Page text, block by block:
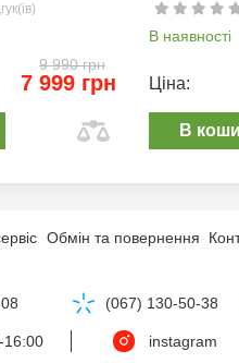
9 990 грн
7 999 грн
В наявності
Ціна:
В
Обмін та повернення
(067) 130-50-38
16:00 instagram